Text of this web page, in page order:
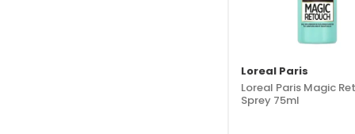
Loreal Paris
Loreal Paris Magic
Sprey 75ml